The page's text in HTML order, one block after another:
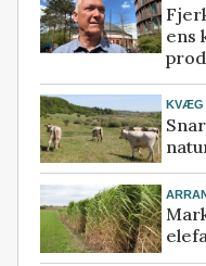
ens
KVÆG